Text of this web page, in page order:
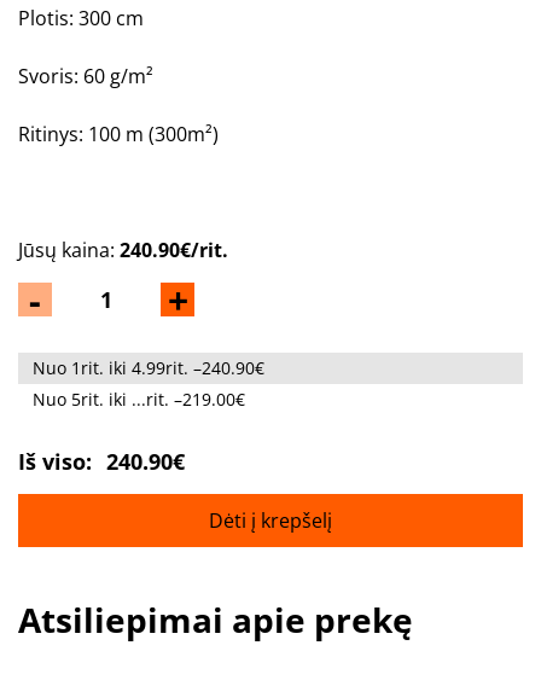
Plotis: 300 cm
Svoris: 60 g/m²
Ritinys: 100 m (300m²)
- +
Jūsų kaina: 240.90€/rit.
Nuo 1rit. iki 4.99rit. –240.90€
Nuo 5rit. iki ...rit. –219.00€
Iš viso: 240.90€
Dėti į krepšelį
Atsiliepimai apie prekę